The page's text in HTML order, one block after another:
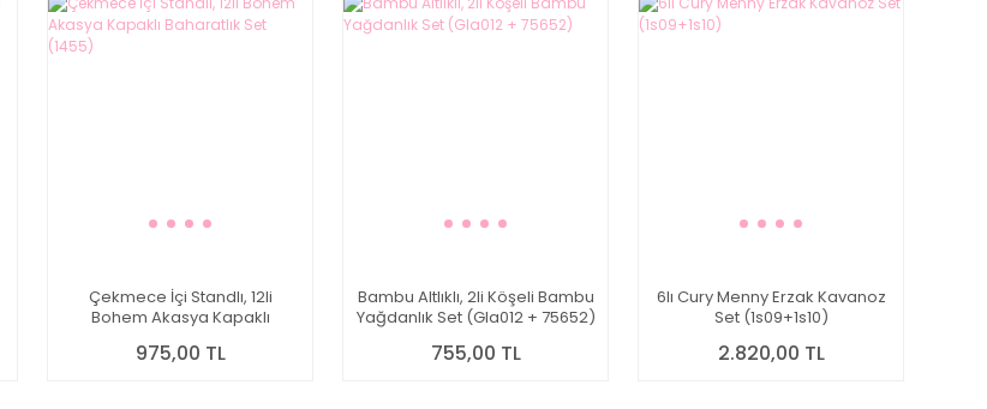
Çekmece İçi Standlı, 12li
Bohem Akasya Kapaklı
975,00 TL
Bambu Altlıklı, 2li Köşeli Bambu
Yağdanlık Set (Gla012 + 75652)
755,00 TL
6lı Cury Menny Erzak Kavanoz
Set (1s09+1s10)
2.820,00 TL